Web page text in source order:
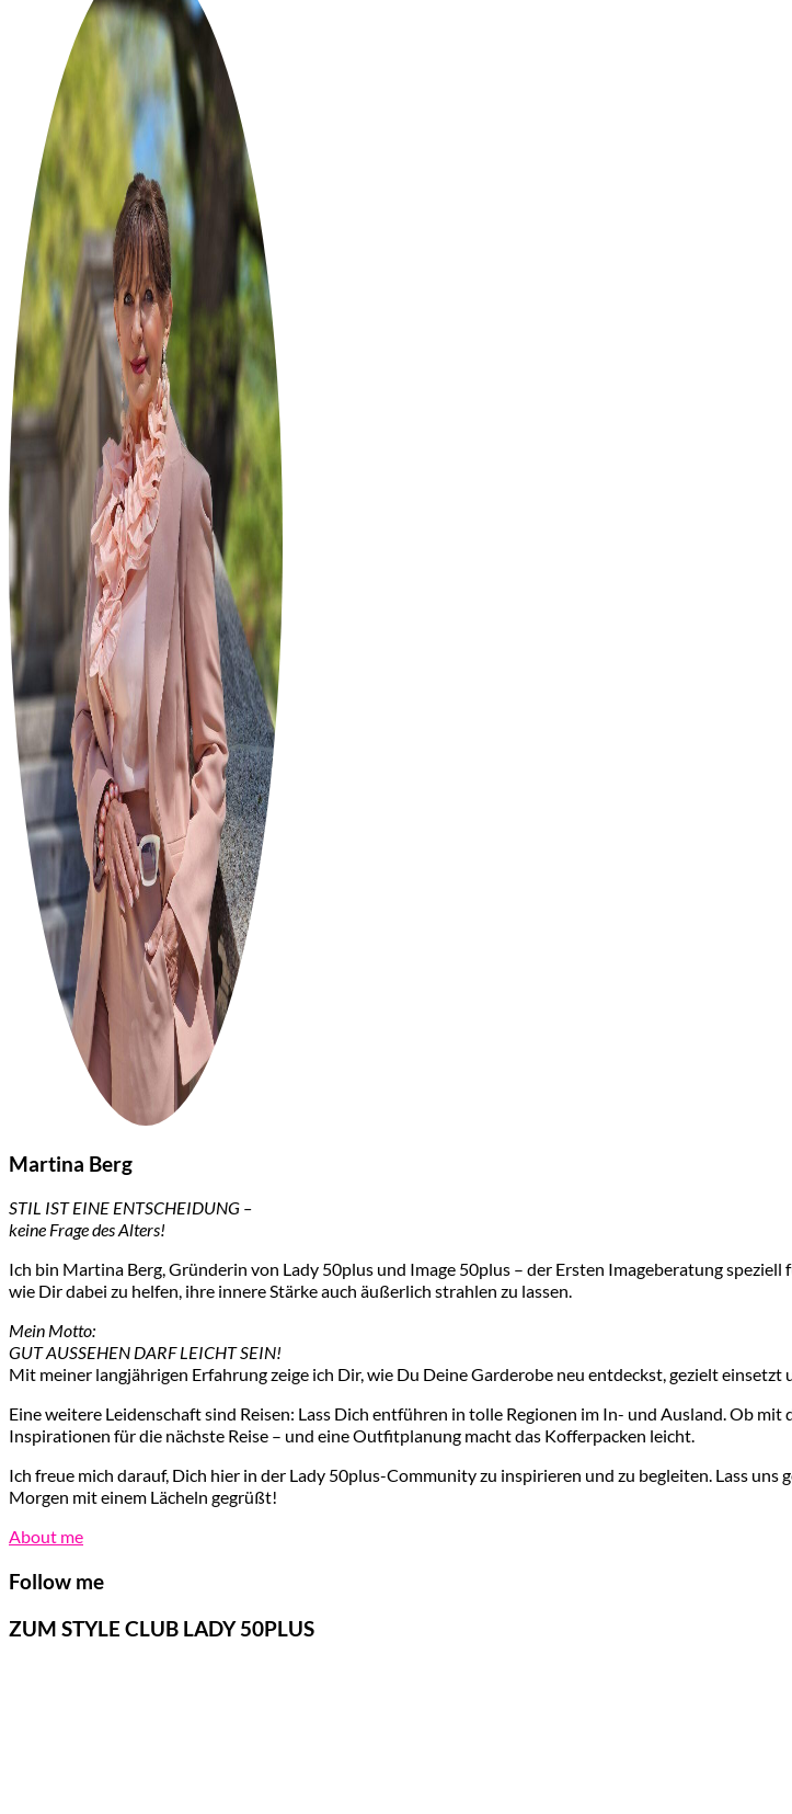
Martina Berg
STIL IST EINE ENTSCHEIDUNG –
keine Frage des Alters!
Ich bin Martina Berg, Gründerin von Lady 50plus und Image 50plus – der Ersten Imageberatung
wie Dir dabei zu helfen, ihre innere Stärke auch äußerlich strahlen zu lassen.
Mein Motto:
GUT AUSSEHEN DARF LEICHT SEIN!
Mit meiner langjährigen Erfahrung zeige ich Dir, wie Du Deine Garderobe neu entdeckst, gezielt
Eine weitere Leidenschaft sind Reisen: Lass Dich entführen in tolle Regionen im In- und Ausland. Ob
Inspirationen für die nächste Reise – und eine Outfitplanung macht das Kofferpacken leicht.
Ich freue mich darauf, Dich hier in der Lady 50plus-Community zu inspirieren und zu begleiten. Lass
Morgen mit einem Lächeln gegrüßt!
About me
Follow me
ZUM STYLE CLUB LADY 50PLUS